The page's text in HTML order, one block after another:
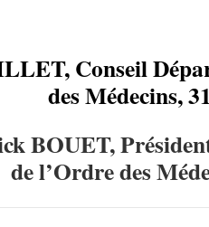
Conseil
des Médecins,
BOUET,
de l’Ordre des